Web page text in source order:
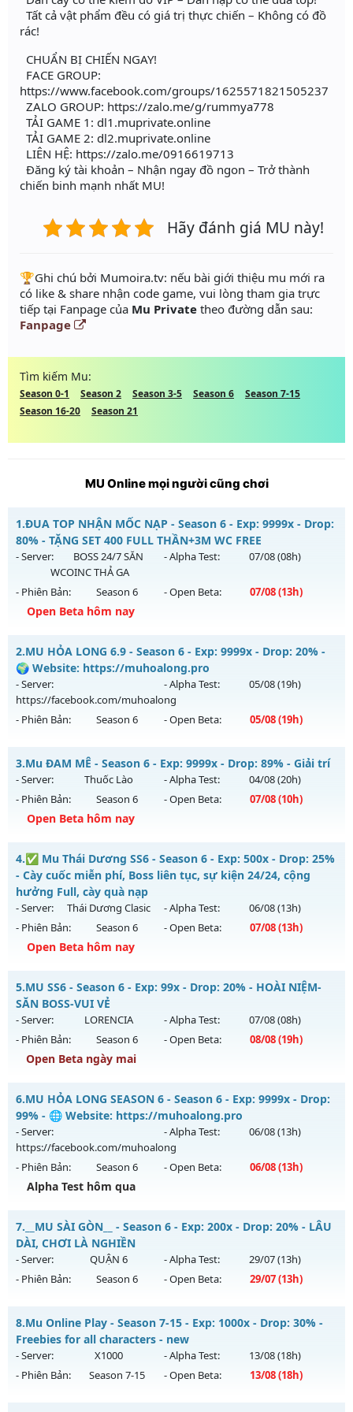
Tất cả vật phẩm đều có giá trị thực chiến – Không có đồ
rác!
CHUẨN BỊ CHIẾN NGAY!
FACE GROUP:
https://www.facebook.com/groups/1625571821505237
ZALO GROUP: https://zalo.me/g/rummya778
TẢI GAME 1: dl1.muprivate.online
TẢI GAME 2: dl2.muprivate.online
LIÊN HỆ: https://zalo.me/0916619713
Đăng ký tài khoản – Nhận ngay đồ ngon – Trở thành
chiến binh mạnh nhất MU!
Hãy đánh giá MU này!
️🏆Ghi chú bởi Mumoira.tv: nếu bài giới thiệu mu mới ra
có like & share nhận code game, vui lòng tham gia trực
tiếp tại Fanpage của Mu Private theo đường dẫn sau:
Fanpage
Tìm kiếm Mu:
Season 0-1 Season 2 Season 3-5 Season 6
Season 7-15
Season 16-20
Season 21
MU Online mọi người cũng chơi
1.ĐUA TOP NHẬN MỐC NẠP - Season 6 - Exp: 9999x - Drop:
80% - TẶNG SET 400 FULL THẦN+3M WC FREE
- Server:
BOSS 24/7 SĂN
WCOINC THẢ GA
- Alpha Test: 07/08(08h)
- Phiên Bản: Season 6 - Open Beta: 07/08(13h)
Open Beta hôm nay
ĐUA TOP NHẬN MỐC NẠP - TẶNG SET 400 FULL THẦN+3M
WC FREE
Mu mới ra tháng 08 2026 - Mở máy chủ
BOSS 24/7 SĂN
WCOINC THẢ GAvào 13h ngày 07/08/2626
Exp: 9999x - Drop: 80%
Thể loại: Mu Nguyên bản Webzen
Antihack: KHÔNG THỂ HACK
2.MU HỎA LONG 6.9 - Season 6 - Exp: 9999x - Drop: 20% -
🌍 Website: https://muhoalong.pro
- Server:
https://facebook.com/muhoalong
- Alpha Test: 05/08(19h)
- Phiên Bản: Season 6 - Open Beta: 05/08(19h)
MU HỎA LONG 6.9 - 🌍 Website: https://muhoalong.pro
Mu mới ra tháng 08 2026 - Mở máy chủ
https://facebook.com/muhoalongvào 19h ngày
Kiểu reset: Non Reset
Thể loại: Mu Nguyên bản Webzen
Antihack: XShield
3.Mu ĐAM MÊ - Season 6 - Exp: 9999x - Drop: 89% - Giải trí
- Server: Thuốc Lào - Alpha Test: 04/08(20h)
- Phiên Bản:
Season 6 - Open Beta: 07/08(10h)
Open Beta hôm nay
Mu ĐAM MÊ - Giải trí
Mu mới ra tháng 08 2026 - Mở máy chủThuốc Làovào 10h
ngày 07/08/2626
Exp: 9999x - Drop: 89%
Antihack: UGK
4.✅ Mu Thái Dương SS6 - Season 6 - Exp: 500x - Drop: 25%
- Cày cuốc miễn phí, Boss liên tục, sự kiện 24/24, cộng
hưởng Full, cày quà nạp
- Server: Thái Dương Clasic - Alpha Test: 06/08(13h)
- Phiên Bản:
Season 6 - Open Beta: 07/08(13h)
Open Beta hôm nay
✅ Mu Thái Dương SS6 - Cày cuốc miễn phí, Boss liên tục,
sự kiện 24/24, cộng hưởng Full, cày quà nạp
Mu mới ra tháng 08 2026 - Mở máy chủ
Thái Dương Clasic
vào 13h ngày 07/08/2626
Exp: 500x - Drop: 25%
Thể loại: Mu Nguyên bản Webzen
Antihack: VIP SHIELD
5.MU SS6 - Season 6 - Exp: 99x - Drop: 20% - HOÀI NIỆM-
SĂN BOSS-VUI VẺ
- Server: LORENCIA - Alpha Test: 07/08(08h)
- Phiên Bản:
Season 6 - Open Beta: 08/08(19h)
Open Beta ngày mai
MU SS6 - HOÀI NIỆM-SĂN BOSS-VUI VẺ
Mu mới ra tháng 08 2026 - Mở máy chủLORENCIA
ngày 08/08/2626
Exp: 99x - Drop: 20%
Kiểu reset: Non Reset
Antihack: OK
6.MU HỎA LONG SEASON 6 - Season 6 - Exp: 9999x - Drop:
99% - 🌐 Website: https://muhoalong.pro
- Server:
https://facebook.com/muhoalong
- Alpha Test: 06/08(13h)
- Phiên Bản: Season 6 - Open Beta: 06/08(13h)
Alpha Test hôm qua
MU HỎA LONG SEASON 6 - 🌐 Website:
https://muhoalong.pro
Mu mới ra tháng 08 2026 - Mở máy chủ
https://facebook.com/muhoalongvào 13h ngày
Kiểu reset: Non Reset
Thể loại: Mu Nguyên bản Webzen
7. __MU SÀI GÒN__ - Season 6 - Exp: 200x - Drop: 20% - LÂU
DÀI, CHƠI LÀ NGHIỀN
- Server: QUẬN 6 - Alpha Test: 29/07(13h)
- Phiên Bản:
Season 6 - Open Beta: 29/07(13h)
__MU SÀI GÒN__ - LÂU DÀI, CHƠI LÀ NGHIỀN
Mu mới ra tháng 07 2026 - Mở máy chủ
ngày 29/07/2626
Exp: 200x - Drop: 20%
8.Mu Online Play - Season 7-15 - Exp: 1000x - Drop: 30% -
Freebies for all characters - new
- Server: X1000 - Alpha Test: 13/08(18h)
- Phiên Bản:
Season 7-15 - Open Beta: 13/08(18h)